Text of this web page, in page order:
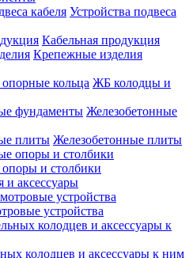
Устройства подвеса
Кабельная продукция
Крепежные изделия
ЖБ колодцы и
Железобетонные
Железобетонные плиты
и столбики
и аксессуары
устройства
колодцев и аксессуары к ним